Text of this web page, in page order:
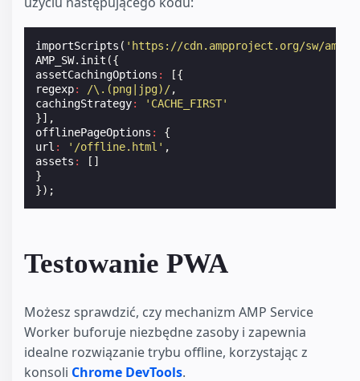
importScripts ( 'https://cdn.ampproject.org/sw/amp-
AMP_SW. init ({
assetCachingOptions :
[{
regexp: /\.(png|jpg)/,
cachingStrategy:
'CACHE_FIRST'
}],
offlinePageOptions :
{
url : '/offline.html' ,
assets :
[]
}
});
Testowanie PWA
Możesz sprawdzić, czy mechanizm AMP Service
Worker buforuje niezbędne zasoby i zapewnia
idealne rozwiązanie trybu offline, korzystając z
konsoli Chrome DevTools.